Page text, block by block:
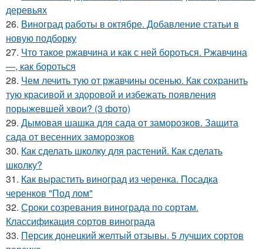
деревьях
26. Виноград работы в октябре. Добавление статьи в
новую подборку
27. Что такое ржавчина и как с ней бороться. Ржавчина
—, как бороться
28. Чем лечить тую от ржавчины осенью. Как сохранить
тую красивой и здоровой и избежать появления
порыжевшей хвои? (3 фото)
29. Дымовая шашка для сада от заморозков. Защита
сада от весенних заморозков
30. Как сделать школку для растений. Как сделать
школку?
31. Как вырастить виноград из черенка. Посадка
черенков "Под лом"
32. Сроки созревания винограда по сортам.
Классификация сортов винограда
33. Персик донецкий желтый отзывы. 5 лучших сортов